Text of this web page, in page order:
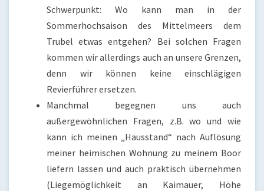
Schwerpunkt: Wo kann man in der
Sommerhochsaison des Mittelmeers dem
Trubel etwas entgehen? Bei solchen Fragen
kommen wir allerdings auch an unsere Grenzen,
denn wir können keine einschlägigen
Revierführer ersetzen.
Manchmal begegnen uns auch
außergewöhnlichen Fragen, z.B. wo und wie
kann ich meinen „Hausstand“ nach Auflösung
meiner heimischen Wohnung zu meinem Boor
liefern lassen und auch praktisch übernehmen
(Liegemöglichkeit an Kaimauer, Höhe